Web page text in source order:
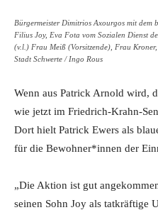
Bürgermeister Dimitrios Axourgos mit
Filius Joy, Eva Fota vom Sozialen Dienst
(v.l.) Frau Meiß (Vorsitzende), Frau
Stadt Schwerte / Ingo Rous
Wenn aus Patrick Arnold wird,
wie jetzt im Friedrich-Krahn-
Dort hielt Patrick Ewers als
für die Bewohner*innen der
„Die Aktion ist gut
seinen Sohn Joy als tatkräftige